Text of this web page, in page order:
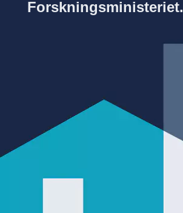
Forskningsministeriet.